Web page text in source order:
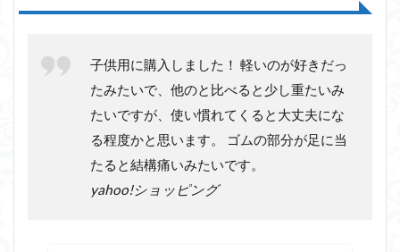
子供用に購入しました！ 軽いのが好きだっ
たみたいで、他のと比べると少し重たいみ
たいですが、使い慣れてくると大丈夫にな
る程度かと思います。 ゴムの部分が足に当
たると結構痛いみたいです。
yahoo!ショッピング